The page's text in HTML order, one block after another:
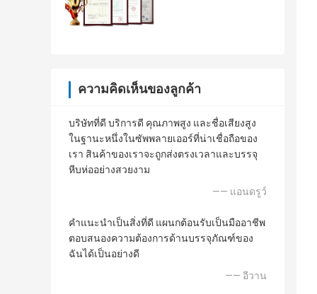
ความคิดเห็นของลูกค้า
บริษัทที่ดี บริการดี คุณภาพสูง และชื่อเสียงสูง
ในฐานะหนึ่งในซัพพลายเออร์ที่น่าเชื่อถือของ
เรา สินค้าของเราจะถูกส่งตรงเวลาและบรรจุ
หีบห่ออย่างสวยงาม
—— แอนดรูว์
คำแนะนำเป็นสิ่งที่ดี แผนกต้อนรับเป็นมืออาชีพ
ตอบสนองความต้องการด้านบรรจุภัณฑ์ของ
ฉันได้เป็นอย่างดี
—— อีวาน